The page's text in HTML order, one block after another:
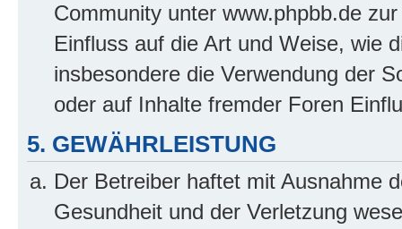
Community unter www.phpbb.de
Einfluss auf die Art und Weise, wie
insbesondere die Verwendung der
oder auf Inhalte fremder Foren
5. GEWÄHRLEISTUNG
Der Betreiber haftet mit Ausnahme
Gesundheit und der Verletzung